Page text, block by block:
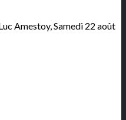
Amestoy, Samedi 22 août